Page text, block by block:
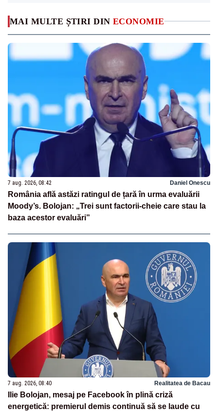
MAI MULTE ȘTIRI DIN ECONOMIE
7 aug. 2026, 08:42 Daniel Onescu
România află astăzi ratingul de țară în urma evaluării
Moody’s. Bolojan: „Trei sunt factorii-cheie care stau la
baza acestor evaluări”
7 aug. 2026, 08:40 Realitatea de Bacau
Ilie Bolojan, mesaj pe Facebook în plină criză
energetică: premierul demis continuă să se laude cu